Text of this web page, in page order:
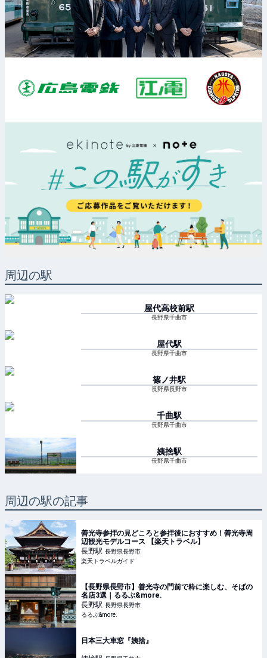
周辺の駅
屋代高校前駅
長野県千曲市
屋代駅
長野県千曲市
篠ノ井駅
長野県長野市
千曲駅
長野県千曲市
姨捨駅
長野県千曲市
周辺の駅の記事
善光寺参拝の見どころと参拝後におすすめ！善光寺周
辺観光モデルコース 【楽天トラベル】
長野駅 長野県長野市
楽天トラベルガイド
【長野県長野市】善光寺の門前で粋に楽しむ、そばの
名店3選｜るるぶ&more.
長野駅 長野県長野市
るるぶ&more.
日本三大車窓『姨捨』